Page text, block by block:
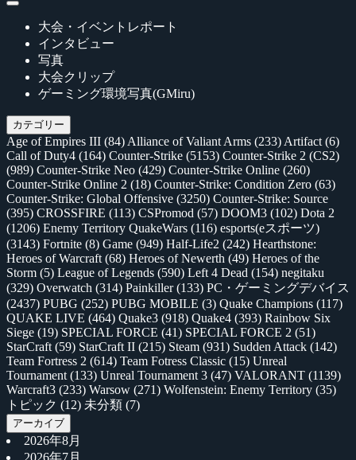
大会・イベントレポート
インタビュー
写真
大会クリップ
ゲーミング環境写真(GMiru)
カテゴリー
Age of Empires III (84) Alliance of Valiant Arms (233) Artifact (6)
Call of Duty4 (164) Counter-Strike (5153) Counter-Strike 2 (CS2)
(989) Counter-Strike Neo (429) Counter-Strike Online (260)
Counter-Strike Online 2 (18) Counter-Strike: Condition Zero (63)
Counter-Strike: Global Offensive (3250) Counter-Strike: Source
(395) CROSSFIRE (113) CSPromod (57) DOOM3 (102) Dota 2
(1206) Enemy Territory QuakeWars (116) esports(eスポーツ)
(3143) Fortnite (8) Game (949) Half-Life2 (242) Hearthstone:
Heroes of Warcraft (68) Heroes of Newerth (49) Heroes of the
Storm (5) League of Legends (590) Left 4 Dead (154) negitaku
(329) Overwatch (314) Painkiller(133) PC・ゲーミングデバイス
(2437) PUBG (252) PUBG MOBILE (3) Quake Champions (117)
QUAKE LIVE (464) Quake3 (918) Quake4 (393) Rainbow Six
Siege (19) SPECIAL FORCE (41) SPECIAL FORCE 2 (51)
StarCraft (59) StarCraft II (215) Steam (931) Sudden Attack (142)
Team Fortress 2 (614) Team Fotress Classic (15) Unreal
Tournament (133) Unreal Tournament 3 (47) VALORANT (1139)
Warcraft3 (233) Warsow (271) Wolfenstein: Enemy Territory (35)
トピック (12) 未分類 (7)
アーカイブ
2026年8月
2026年7月